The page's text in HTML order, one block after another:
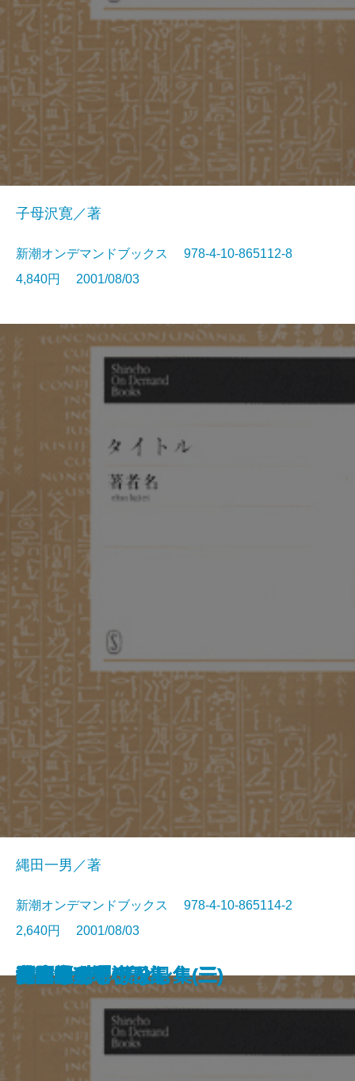
殿さまの日
風流滑稽譚(一)
風流滑稽譚(二)
風流滑稽譚(三)
平将門(上)
平将門(中)
平将門(下)
父子鷹(上)
父子鷹(下)
子母沢寛／著
新潮オンデマンドブックス 978-4-10-865112-8
4,840円 2001/08/03
捕物帳の系譜
縄田一男／著
新潮オンデマンドブックス 978-4-10-865114-2
2,640円 2001/08/03
夜明けあと
ピエールとジャン
背徳者
秋津温泉
潤一郎犯罪小説集
日本むかしばなし集(一)
日本むかしばなし集(二)
日本むかしばなし集(三)
還暦老人ボケ日記
鼻眼鏡